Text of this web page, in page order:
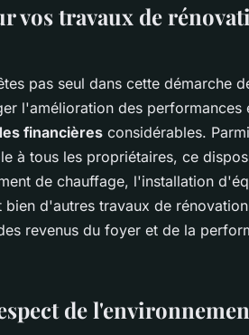
vos travaux de
pas seul dans cette démarche
l'amélioration des performances
financières considérables.
à tous les propriétaires, ce
de chauffage, l'installation
d'autres travaux de
revenus du foyer et de la
de